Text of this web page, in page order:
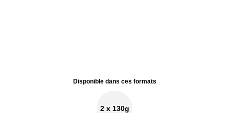
Disponible dans ces formats
2 x 130g